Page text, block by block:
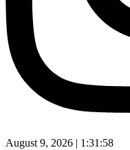
August 9, 2026 | 1:31:59